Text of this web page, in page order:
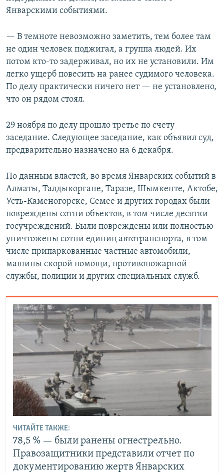
Январскими событиями.
— В темноте невозможно заметить, тем более там
не один человек поджигал, а группа людей. Их
потом кто-то задерживал, но их не установили. Им
легко ущерб повесить на ранее судимого человека.
По делу практически ничего нет — не установлено,
что он рядом стоял.
29 ноября по делу прошло третье по счету
заседание. Следующее заседание, как объявил суд,
предварительно назначено на 6 декабря.
По данным властей, во время Январских событий в
Алматы, Талдыкоргане, Таразе, Шымкенте, Актобе,
Усть-Каменогорске, Семее и других городах были
повреждены сотни объектов, в том числе десятки
госучреждений. Были повреждены или полностью
уничтожены сотни единиц автотранспорта, в том
числе припаркованные частные автомобили,
машины скорой помощи, противопожарной
службы, полиции и других специальных служб.
ЧИТАЙТЕ ТАКЖЕ:
78,5 % — были ранены огнестрельно.
Правозащитники представили отчет по
документированию жертв Январских